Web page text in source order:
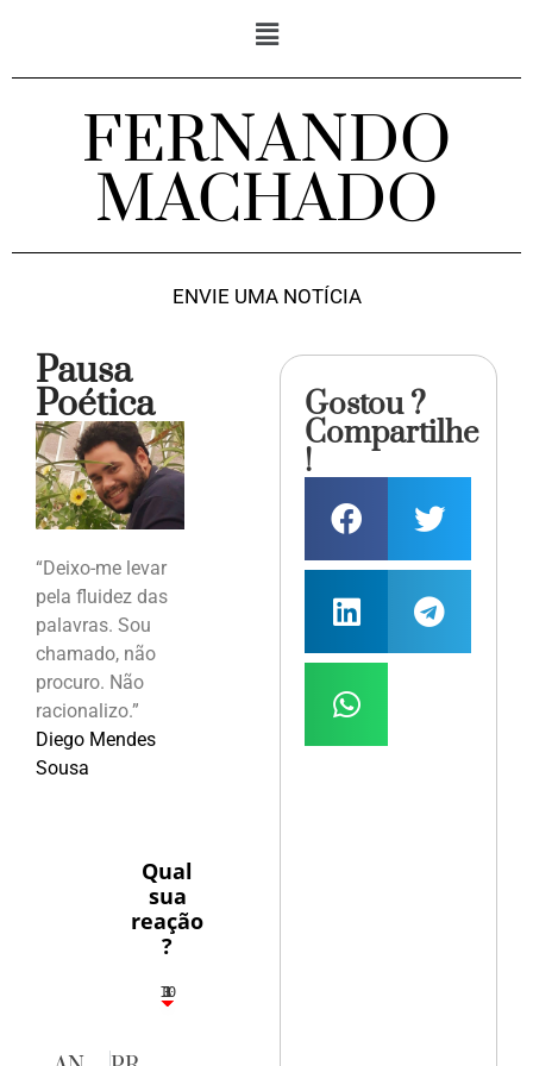
FERNANDO
MACHADO
ENVIE UMA NOTÍCIA
Pausa
Poética
“Deixo-me levar
pela fluidez das
palavras. Sou
chamado, não
procuro. Não
racionalizo.”
Diego Mendes
Sousa
Qual
sua
reação
?
3
1
1
3
10
Gostou ?
Compartilhe
!